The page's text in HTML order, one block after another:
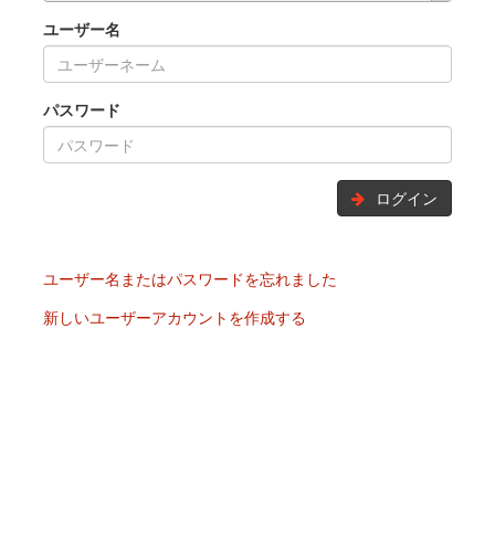
ユーザー名
パスワード
ログイン
ユーザー名またはパスワードを忘れました
新しいユーザーアカウントを作成する